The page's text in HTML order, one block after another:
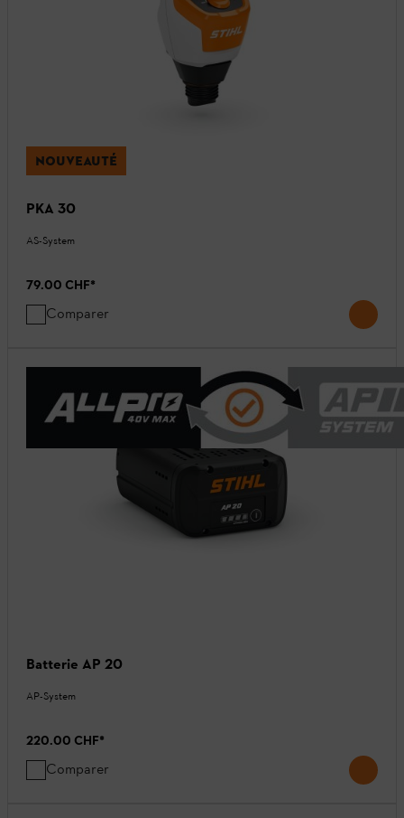
NOUVEAUTÉ
PKA 30
AS-System
79.00 CHF*
Comparer
Batterie AP 20
AP-System
220.00 CHF*
Comparer